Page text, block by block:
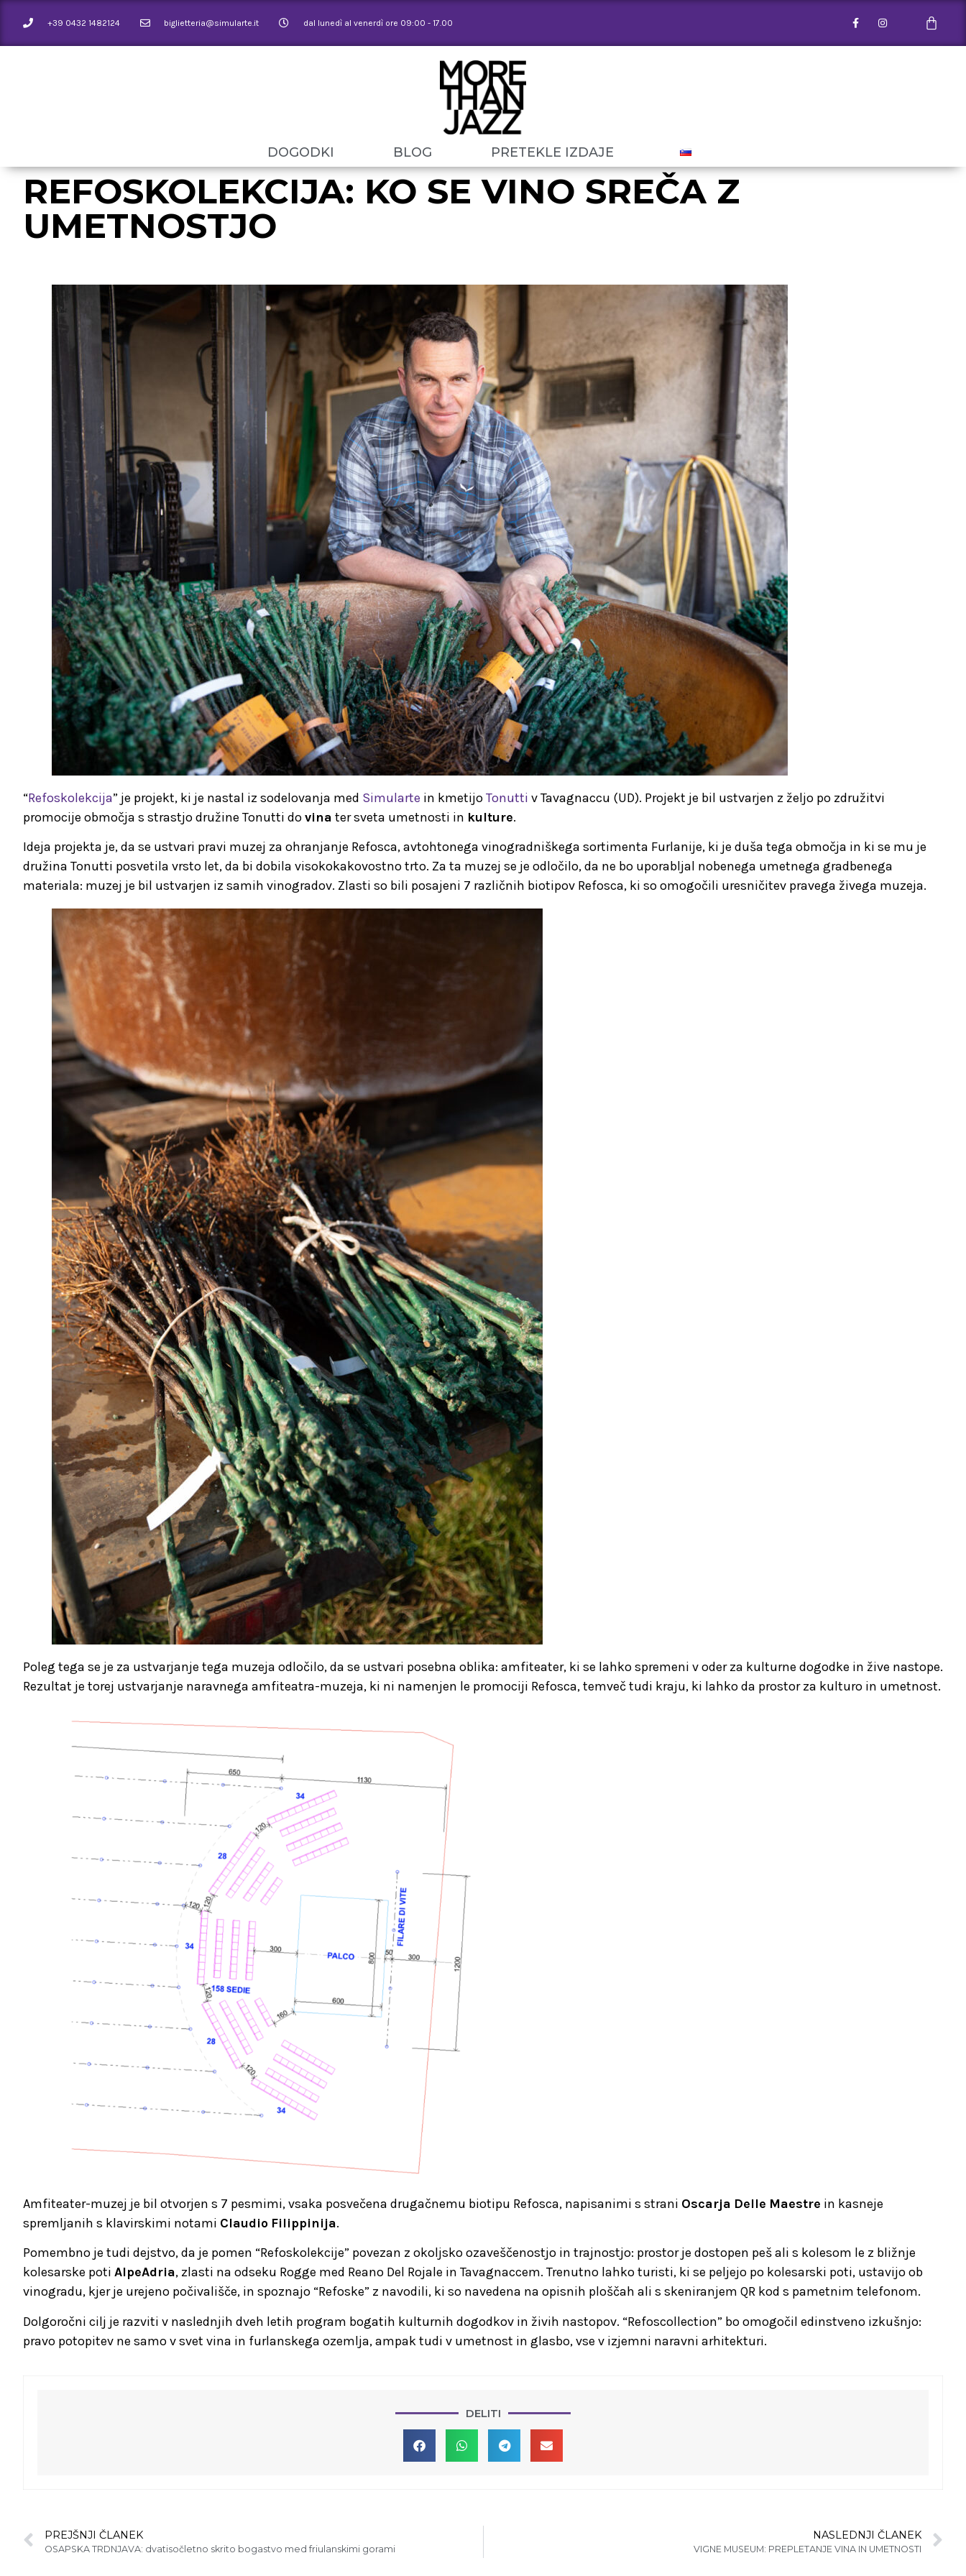
+39 0432 1482124 biglietteria@simularte.it dal lunedì al venerdì ore 09:00 - 17.00
DOGODKI BLOG PRETEKLE IZDAJE
REFOSKOLEKCIJA: KO SE VINO SREČA Z
UMETNOSTJO
“Refoskolekcija” je projekt, ki je nastal iz sodelovanja med Simularte in kmetijoTonutti v Tavagnaccu (UD). Projekt je bil ustvarjen z željo po združitvi
promocije območja s strastjo družine Tonutti dovina ter sveta umetnosti in kulture.
Ideja projekta je, da se ustvari pravi muzej za ohranjanje Refosca, avtohtonega vinogradniškega sortimenta Furlanije, ki je duša tega območja in ki se mu je
družina Tonutti posvetila vrsto let, da bi dobila visokokakovostno trto. Za ta muzej se je odločilo, da ne bo uporabljal nobenega umetnega gradbenega
materiala: muzej je bil ustvarjen iz samih vinogradov. Zlasti so bili posajeni 7 različnih biotipov Refosca, ki so omogočili uresničitev pravega živega muzeja.
Poleg tega se je za ustvarjanje tega muzeja odločilo, da se ustvari posebna oblika: amfiteater, ki se lahko spremeni v oder za kulturne dogodke in žive nastope.
Rezultat je torej ustvarjanje naravnega amfiteatra-muzeja, ki ni namenjen le promociji Refosca, temveč tudi kraju, ki lahko da prostor za kulturo in umetnost.
Amfiteater-muzej je bil otvorjen s 7 pesmimi, vsaka posvečena drugačnemu biotipu Refosca, napisanimi s strani Oscarja Delle Maestre in kasneje
spremljanih s klavirskimi notami Claudio Filippinija.
Pomembno je tudi dejstvo, da je pomen “Refoskolekcije” povezan z okoljsko ozaveščenostjo in trajnostjo: prostor je dostopen peš ali s kolesom le z bližnje
kolesarske poti AlpeAdria, zlasti na odseku Rogge med Reano Del Rojale in Tavagnaccem. Trenutno lahko turisti, ki se peljejo po kolesarski poti, ustavijo ob
vinogradu, kjer je urejeno počivališče, in spoznajo “Refoske” z navodili, ki so navedena na opisnih ploščah ali s skeniranjem QR kod s pametnim telefonom.
Dolgoročni cilj je razviti v naslednjih dveh letih program bogatih kulturnih dogodkov in živih nastopov. “Refoscollection” bo omogočil edinstveno izkušnjo:
pravo potopitev ne samo v svet vina in furlanskega ozemlja, ampak tudi v umetnost in glasbo, vse v izjemni naravni arhitekturi.
DELITI
PREJŠNJI ČLANEK
OSAPSKA TRDNJAVA: dvatisočletno skrito bogastvo med friulanskimi gorami
NASLEDNJI ČLANEK
VIGNE MUSEUM: PREPLETANJE VINA IN UMETNOSTI